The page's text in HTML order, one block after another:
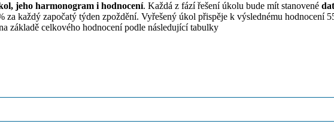
jeho harmonogram i hodnocení. Každá z fází řešení úkolu bude mít stanovené
každý započatý týden zpoždění. Vyřešený úkol přispěje k výslednému hodnocení
základě celkového hodnocení podle následující tabulky